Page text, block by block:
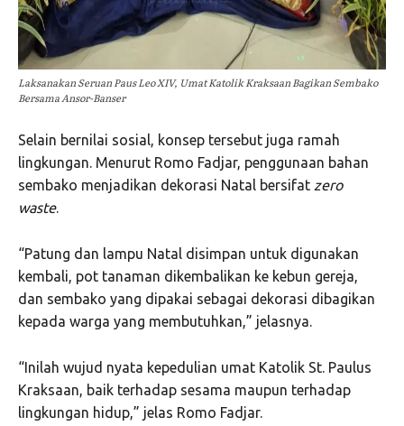
Laksanakan Seruan Paus Leo XIV, Umat Katolik Kraksaan Bagikan Sembako
Bersama Ansor-Banser
Selain bernilai sosial, konsep tersebut juga ramah
lingkungan. Menurut Romo Fadjar, penggunaan bahan
sembako menjadikan dekorasi Natal bersifat zero
waste.
“Patung dan lampu Natal disimpan untuk digunakan
kembali, pot tanaman dikembalikan ke kebun gereja,
dan sembako yang dipakai sebagai dekorasi dibagikan
kepada warga yang membutuhkan,” jelasnya.
“Inilah wujud nyata kepedulian umat Katolik St. Paulus
Kraksaan, baik terhadap sesama maupun terhadap
lingkungan hidup,” jelas Romo Fadjar.